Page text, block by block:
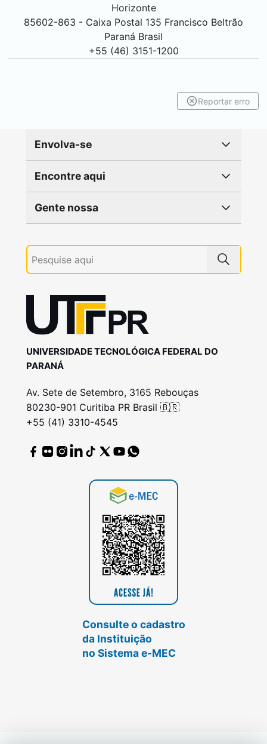
Horizonte
85602-863 - Caixa Postal 135 Francisco Beltrão
Paraná Brasil
+55 (46) 3151-1200
Reportar erro
Envolva-se
Encontre aqui
Gente nossa
UNIVERSIDADE TECNOLÓGICA FEDERAL DO
PARANÁ
Av. Sete de Setembro, 3165 Rebouças
80230-901 Curitiba PR Brasil 🇧🇷
+55 (41) 3310-4545
Consulte o cadastro
da Instituição
no Sistema e-MEC